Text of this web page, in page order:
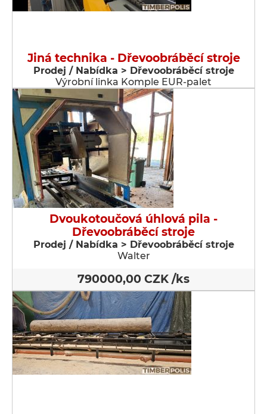
Jiná technika - Dřevoobráběcí stroje
Prodej / Nabídka > Dřevoobráběcí stroje
Výrobní linka Komple EUR-palet
Dvoukotoučová úhlová pila -
Dřevoobráběcí stroje
Prodej / Nabídka > Dřevoobráběcí stroje
Walter
790000,00 CZK /ks